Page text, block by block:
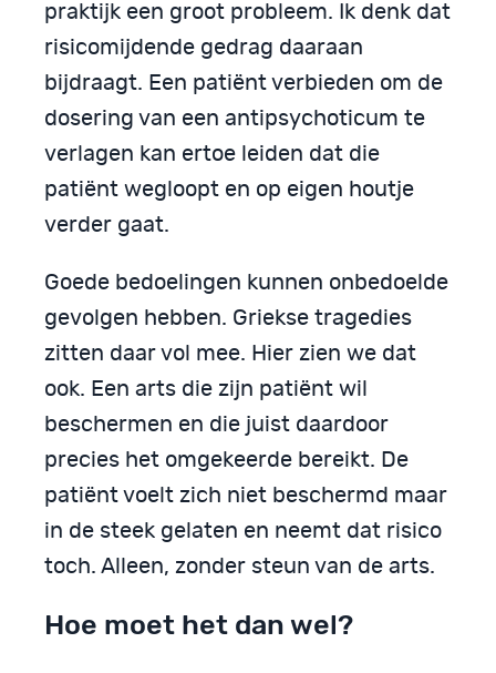
praktijk een groot probleem. Ik denk dat
risicomijdende gedrag daaraan
bijdraagt. Een patiënt verbieden om de
dosering van een antipsychoticum te
verlagen kan ertoe leiden dat die
patiënt wegloopt en op eigen houtje
verder gaat.
Goede bedoelingen kunnen onbedoelde
gevolgen hebben. Griekse tragedies
zitten daar vol mee. Hier zien we dat
ook. Een arts die zijn patiënt wil
beschermen en die juist daardoor
precies het omgekeerde bereikt. De
patiënt voelt zich niet beschermd maar
in de steek gelaten en neemt dat risico
toch. Alleen, zonder steun van de arts.
Hoe moet het dan wel?